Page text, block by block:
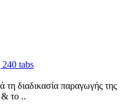
tabs
διαδικασία παραγωγής της
& το ..